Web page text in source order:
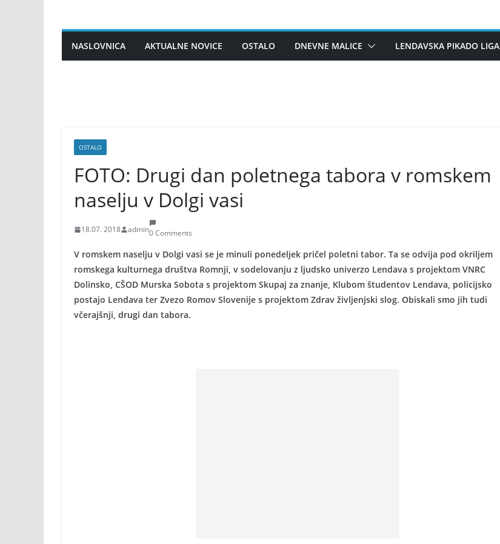
contentNASLOVNICA AKTUALNE NOVICE OSTALO DNEVNE MALICE LENDAVSKA PIKADO LIGA
OSTALO
FOTO: Drugi dan poletnega tabora v romskem
naselju v Dolgi vasi
18.07. 2018 admin0 Comments
V romskem naselju v Dolgi vasi se je minuli ponedeljek pričel poletni tabor. Ta se odvija pod okriljem
romskega kulturnega društva Romnji, v sodelovanju z ljudsko univerzo Lendava s projektom VNRC
Dolinsko, CŠOD Murska Sobota s projektom Skupaj za znanje, Klubom študentov Lendava, policijsko
postajo Lendava ter Zvezo Romov Slovenije s projektom Zdrav življenjski slog. Obiskali smo jih tudi
včerajšnji, drugi dan tabora.